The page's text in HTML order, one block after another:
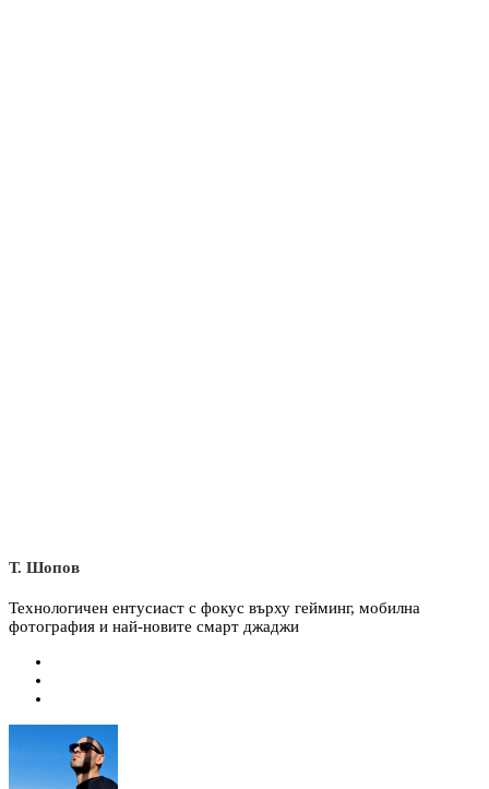
Т. Шопов
Технологичен ентусиаст с фокус върху гейминг, мобилна
фотография и най-новите смарт джаджи